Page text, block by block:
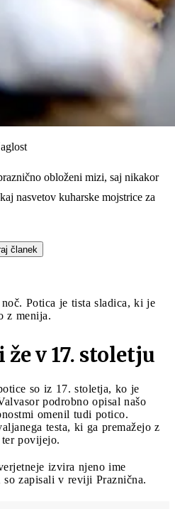
obloženi mizi, saj nikakor
nasvetov kuharske mojstrice za
članek
Potica je tista sladica, ki je
z menija.
v 17. stoletju
so iz 17. stoletja, ko je
podrobno opisal našo
omenil tudi potico.
testa, ki ga premažejo z
povijejo.
izvira njeno ime
zapisali v reviji Praznična.